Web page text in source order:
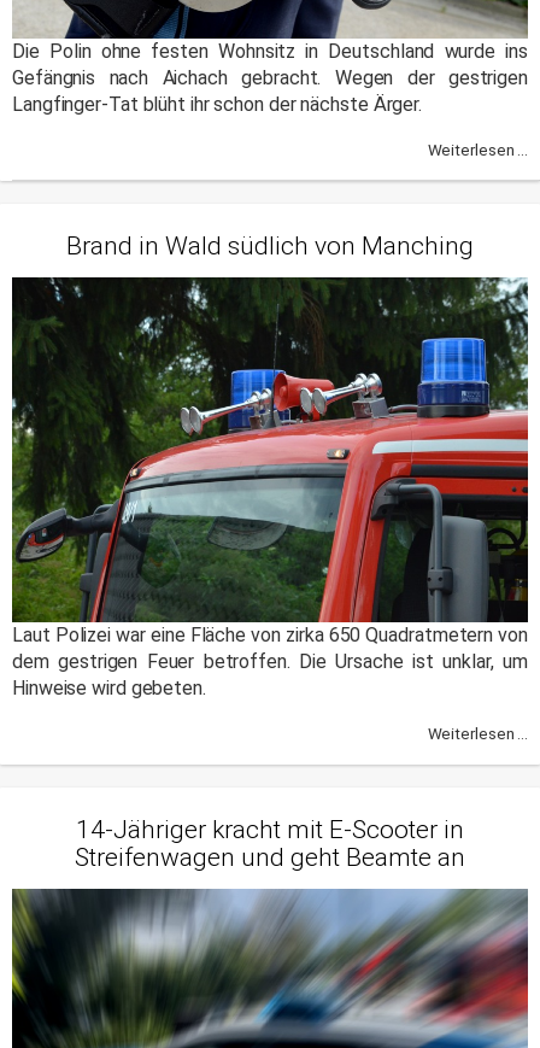
Die Polin ohne festen Wohnsitz in Deutschland wurde ins
Gefängnis nach Aichach gebracht. Wegen der gestrigen
Langfinger-Tat blüht ihr schon der nächste Ärger.
Weiterlesen ...
Brand in Wald südlich von Manching
Laut Polizei war eine Fläche von zirka 650 Quadratmetern von
dem gestrigen Feuer betroffen. Die Ursache ist unklar, um
Hinweise wird gebeten.
Weiterlesen ...
14-Jähriger kracht mit E-Scooter in
Streifenwagen und geht Beamte an